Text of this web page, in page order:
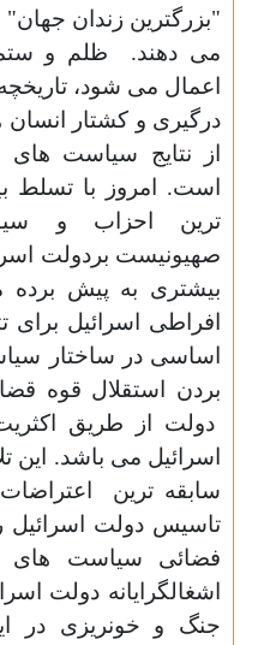
"بزرگترین زندان جهان"
می دهند. ظلم و
اعمال می شود،
درگیری و کشتار انسان
از نتایج سیاست های
است. امروز با تسلط
ترین احزاب و
صهیونیست بردولت
بیشتری به پیش
افراطی اسرائیل برای
اساسی در ساختار
بردن استقلال قوه
دولت از طریق
اسرائیل می باشد.
سابقه ترین
تاسیس دولت
فضائی سیاست های
اشغالگرایانه دولت
جنگ و خونریزی در